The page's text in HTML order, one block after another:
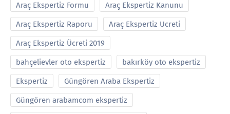
Araç Ekspertiz Formu Araç Ekspertiz Kanunu
Araç Ekspertiz Raporu Araç Ekspertiz Ucreti
Araç Ekspertiz Ücreti 2019
bahçelievler oto ekspertiz bakırköy oto ekspertiz
Ekspertiz Güngören Araba Ekspertiz
Güngören arabamcom ekspertiz